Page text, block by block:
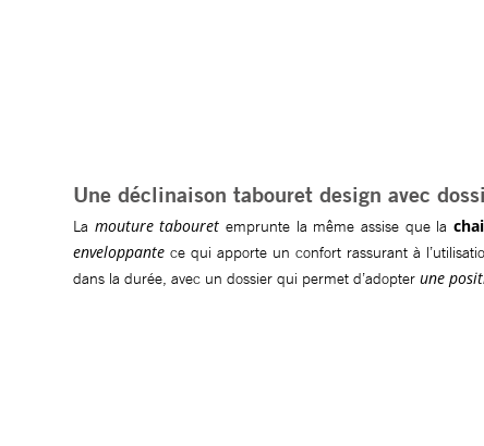
Une déclinaison tabouret design avec
La mouture tabouret emprunte la même assise que la
enveloppante ce qui apporte un confort rassurant à
dans la durée, avec un dossier qui permet d’adopterune